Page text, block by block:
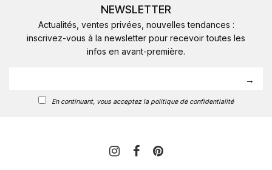
NEWSLETTER
Actualités, ventes privées, nouvelles tendances :
inscrivez-vous à la newsletter pour recevoir toutes les
infos en avant-première.
En continuant, vous acceptez la politique de confidentialité